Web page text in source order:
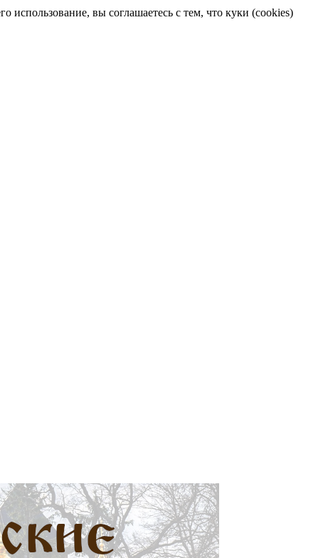
использование, вы соглашаетесь с тем, что куки (cookies)